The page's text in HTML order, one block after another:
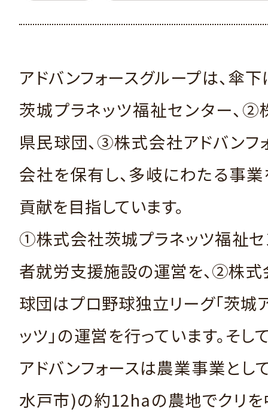
アドバンフォースグループは、傘
茨城プラネッツ福祉センター、
県民球団、③株式会社アドバンフ
会社を保有し、多岐にわたる事
貢献を目指しています。
①株式会社茨城プラネッツ福祉
者就労支援施設の運営を、②株
球団はプロ野球独立リーグ「茨城
ッツ」の運営を行っています。そ
アドバンフォースは農業事業と
水戸市)の約12haの農地でクリ